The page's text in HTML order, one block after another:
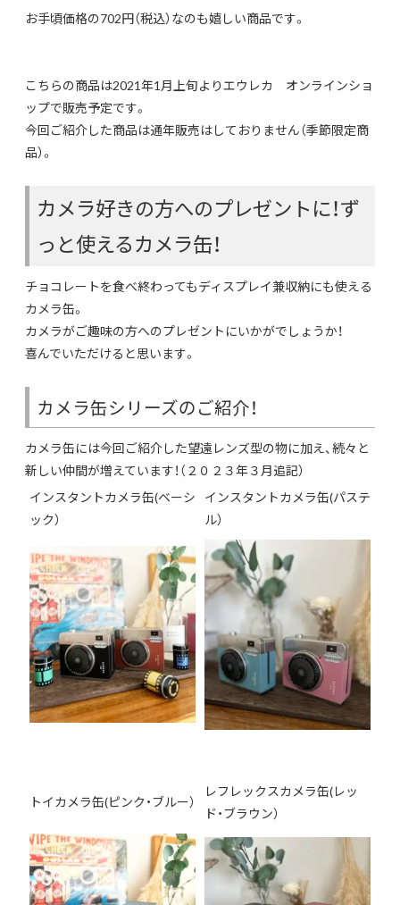
お手頃価格の702円（税込）なのも嬉しい商品です。
こちらの商品は2021年1月上旬よりエウレカ オンラインショ
ップで販売予定です。
今回ご紹介した商品は通年販売はしておりません（季節限定商
品）。
カメラ好きの方へのプレゼントに！ず
っと使えるカメラ缶！
チョコレートを食べ終わってもディスプレイ兼収納にも使える
カメラ缶。
カメラがご趣味の方へのプレゼントにいかがでしょうか！
喜んでいただけると思います。
カメラ缶シリーズのご紹介！
カメラ缶には今回ご紹介した望遠レンズ型の物に加え、続々と
新しい仲間が増えています！（２０２３年３月追記）
インスタントカメラ缶(ベーシ
ック）
インスタントカメラ缶(パステ
ル）
トイカメラ缶(ピンク・ブルー）
レフレックスカメラ缶(レッ
ド・ブラウン）